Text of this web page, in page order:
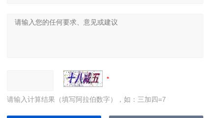
请输入计算结果（填写阿拉伯数字），如：三加四=7